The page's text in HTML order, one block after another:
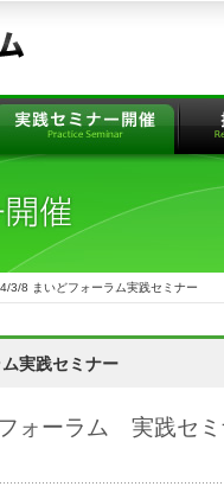
3/8 まいどフォーラム実践セミナー
実践セミナー
ォーラム 実践セ